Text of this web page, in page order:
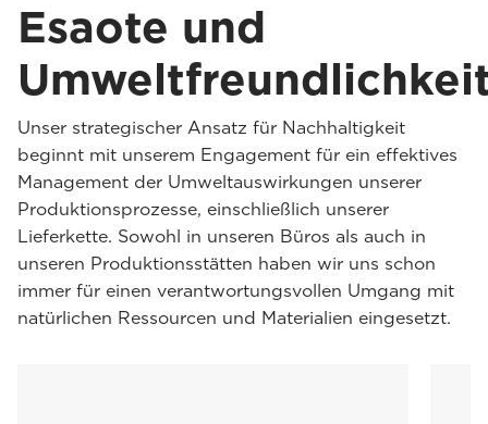
Esaote und
Unser strategischer Ansatz für Nachhaltigkeit
beginnt mit unserem Engagement für ein effektives
Management der Umweltauswirkungen unserer
Produktionsprozesse, einschließlich unserer
Lieferkette. Sowohl in unseren Büros als auch in
unseren Produktionsstätten haben wir uns schon
immer für einen verantwortungsvollen Umgang mit
natürlichen Ressourcen und Materialien eingesetzt.